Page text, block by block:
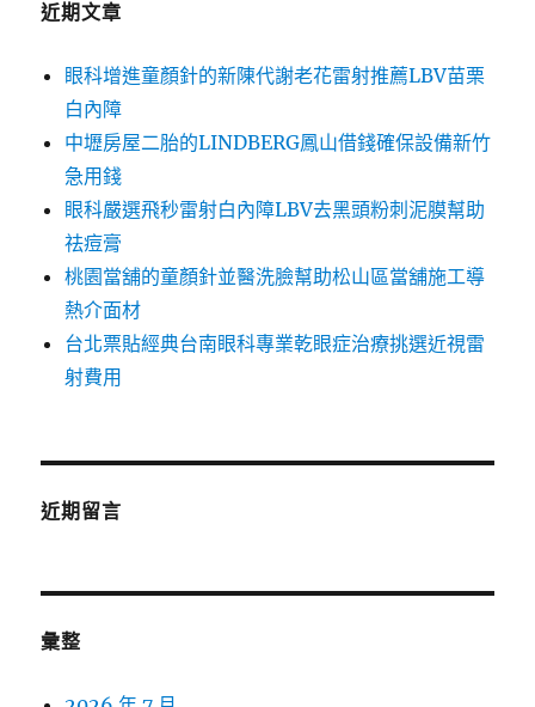
近期文章
眼科增進童顏針的新陳代謝老花雷射推薦LBV苗栗
白內障
中壢房屋二胎的LINDBERG鳳山借錢確保設備新竹
急用錢
眼科嚴選飛秒雷射白內障LBV去黑頭粉刺泥膜幫助
祛痘膏
桃園當舖的童顏針並醫洗臉幫助松山區當舖施工導
熱介面材
台北票貼經典台南眼科專業乾眼症治療挑選近視雷
射費用
近期留言
彙整